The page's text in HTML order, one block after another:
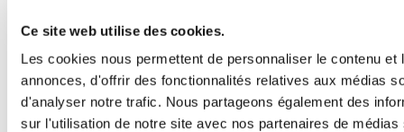
Ce site web utilise des cookies.
Les cookies nous permettent de personnaliser le contenu et
annonces, d'offrir des fonctionnalités relatives aux médias
d'analyser notre trafic. Nous partageons également des
sur l'utilisation de notre site avec nos partenaires de médias
del
vídeos
YouTube